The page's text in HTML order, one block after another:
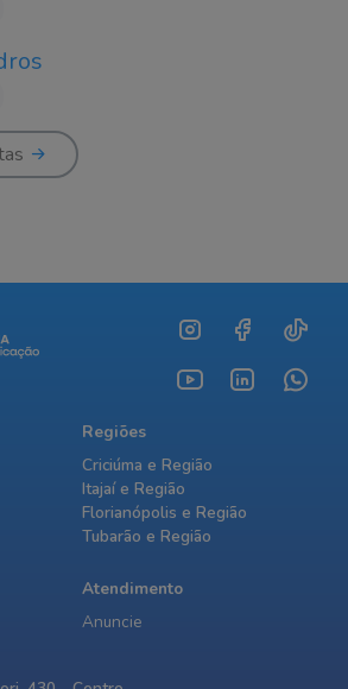
Regiões
Criciúma e Região
Itajaí e Região
Florianópolis e Região
Tubarão e Região
Atendimento
Anuncie